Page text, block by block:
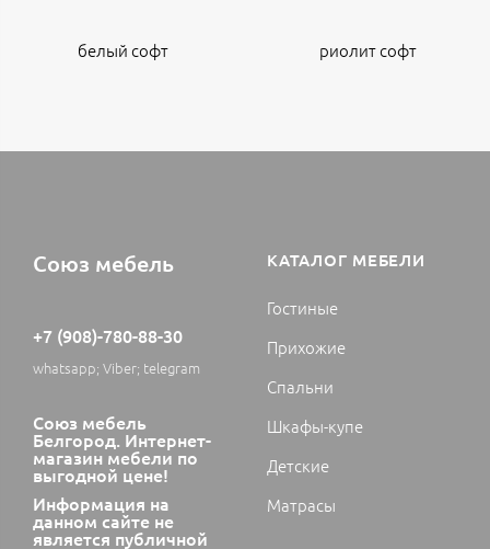
белый софт риолит софт
Союз мебель
+7 (908)-780-88-30
whatsapp; Viber; telegram
Союз мебель
Белгород. Интернет-
магазин мебели по
выгодной цене!
Информация на
данном сайте не
является публичной
КАТАЛОГ МЕБЕЛИ
Гостиные
Прихожие
Спальни
Шкафы-купе
Детские
Матрасы